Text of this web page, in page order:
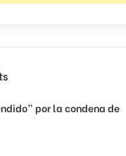
por la condena de